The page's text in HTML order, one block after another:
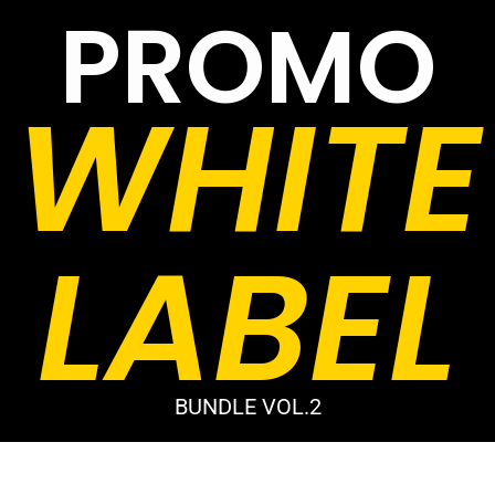
PROMO
WHITE
LABEL
BUNDLE VOL.2